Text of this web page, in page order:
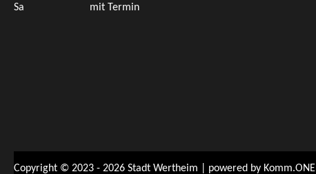
Sa
mit Termin
Copyright © 2023 - 2026 Stadt Wertheim | powered by Komm.ONE